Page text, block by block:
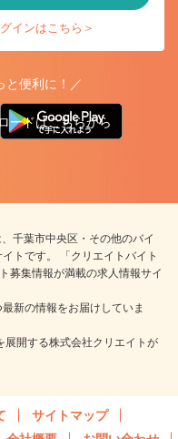
インはこちら＞
と便利に！／
ードはこちらから
千葉市中央区・その他のバイ
トです。 「クリエイトバイト
募集情報が満載の求人情報サイ
新の情報をお届けしていま
展開する株式会社クリエイトが
サイトマップ